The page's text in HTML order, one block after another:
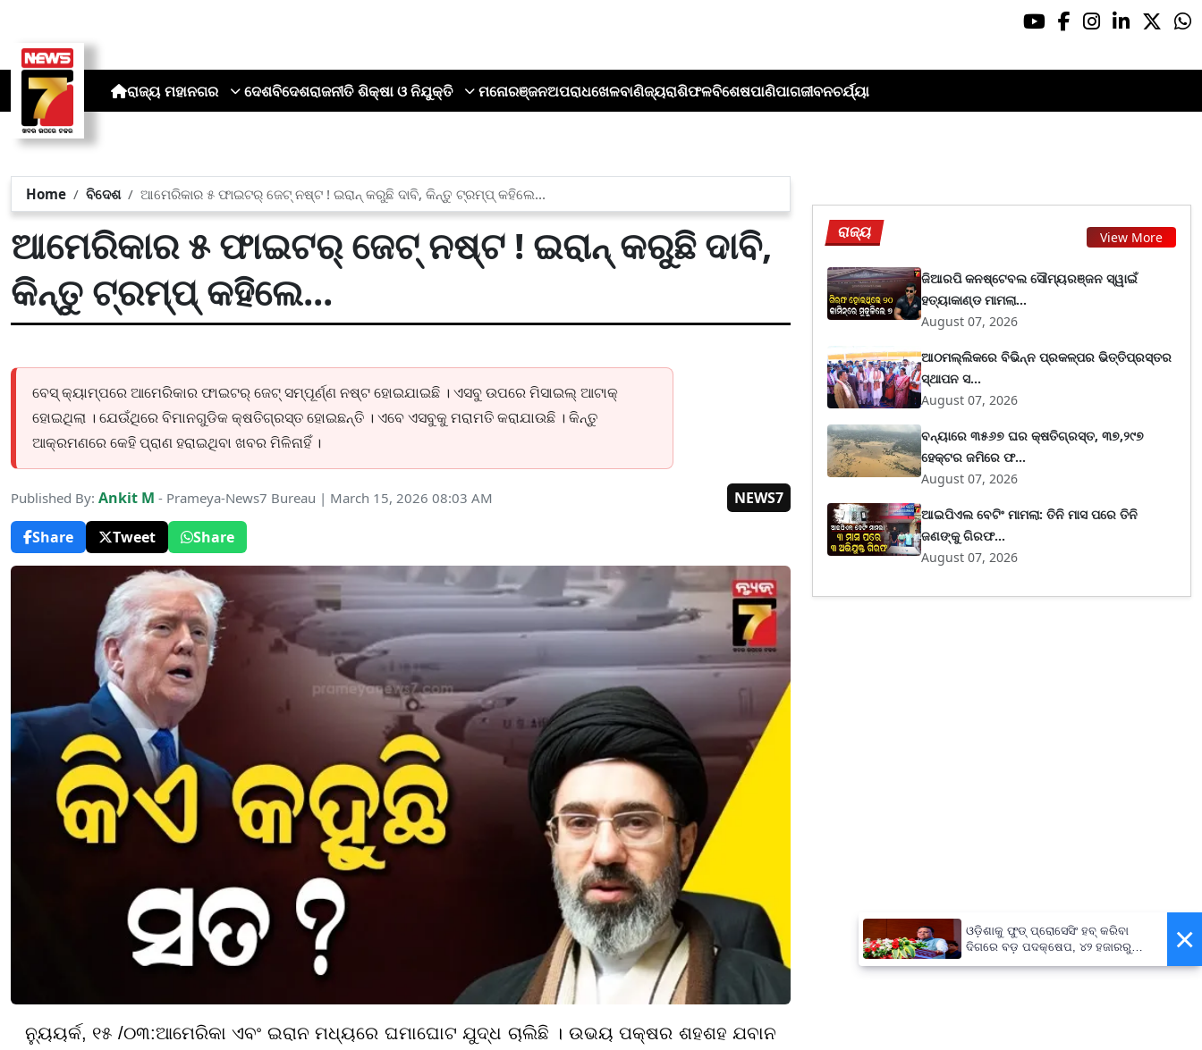
ରାଜ୍ୟ ମହାନଗର ଦେଶବିଦେଶରାଜନୀତି ଶିକ୍ଷା ଓ ନିଯୁକ୍ତି ମନୋରଞ୍ଜନଅପରାଧଖେଳବାଣିଜ୍ୟରାଶିଫଳବିଶେଷପାଣିପାଗଜୀବନଚର୍ଯ୍ୟା
Home ବିଦେଶ ଆମେରିକାର ୫ ଫାଇଟର୍ ଜେଟ୍ ନଷ୍ଟ ! ଇରାନ୍ କରୁଛି ଦାବି, କିନ୍ତୁ ଟ୍ରମ୍ପ୍ କହିଲେ...
ଆମେରିକାର ୫ ଫାଇଟର୍ ଜେଟ୍ ନଷ୍ଟ ! ଇରାନ୍ କରୁଛି ଦାବି,
କିନ୍ତୁ ଟ୍ରମ୍ପ୍ କହିଲେ...
ବେସ୍ କ୍ୟାମ୍ପରେ ଆମେରିକାର ଫାଇଟର୍ ଜେଟ୍ ସମ୍ପୂର୍ଣ୍ଣ ନଷ୍ଟ ହୋଇଯାଇଛି । ଏସବୁ ଉପରେ ମିସାଇଲ୍ ଆଟାକ୍
ହୋଇଥିଲା । ଯେଉଁଥିରେ ବିମାନଗୁଡିକ କ୍ଷତିଗ୍ରସ୍ତ ହୋଇଛନ୍ତି । ଏବେ ଏସବୁକୁ ମରାମତି କରାଯାଉଛି । କିନ୍ତୁ
ଆକ୍ରମଣରେ କେହି ପ୍ରାଣ ହରାଇଥିବା ଖବର ମିଳିନାହିଁ ।
Published By: Ankit M - Prameya-News7 Bureau | March 15, 2026 08:03 AM
NEWS7
Share
Tweet Share
ନ୍ୟୁୟର୍କ, ୧୫ /୦୩:ଆମେରିକା ଏବଂ ଇରାନ ମଧ୍ୟରେ ଘମାଘୋଟ ଯୁଦ୍ଧ ଚାଲିଛି । ଉଭୟ ପକ୍ଷର ଶହଶହ ଯବାନ
ରାଜ୍ୟ View More
ଜିଆରପି କନଷ୍ଟେବଲ ସୌମ୍ୟରଞ୍ଜନ ସ୍ୱାଇଁ
ହତ୍ୟାକାଣ୍ଡ ମାମଲା...
August 07, 2026
ଆଠମଲ୍ଲିକରେ ବିଭିନ୍ନ ପ୍ରକଳ୍ପର ଭିତ୍ତିପ୍ରସ୍ତର
ସ୍ଥାପନ ସ...
August 07, 2026
ବନ୍ୟାରେ ୩୫୬୭ ଘର କ୍ଷତିଗ୍ରସ୍ତ, ୩୭,୨୯୭
ହେକ୍ଟର ଜମିରେ ଫ...
August 07, 2026
ଆଇପିଏଲ ବେଟିଂ ମାମଲା: ତିନି ମାସ ପରେ ତିନି
ଜଣଙ୍କୁ ଗିରଫ...
August 07, 2026
×
ଓଡ଼ିଶାକୁ ଫୁଡ୍ ପ୍ରୋସେସିଂ ହବ୍ କରିବା
ଦିଗରେ ବଡ଼ ପଦକ୍ଷେପ, ୪୨ ହଜାରରୁ